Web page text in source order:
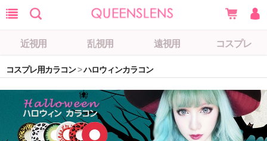
近視用 乱視用 遠視用 コスプレ
コスプレ用カラコン>ハロウィンカラコン